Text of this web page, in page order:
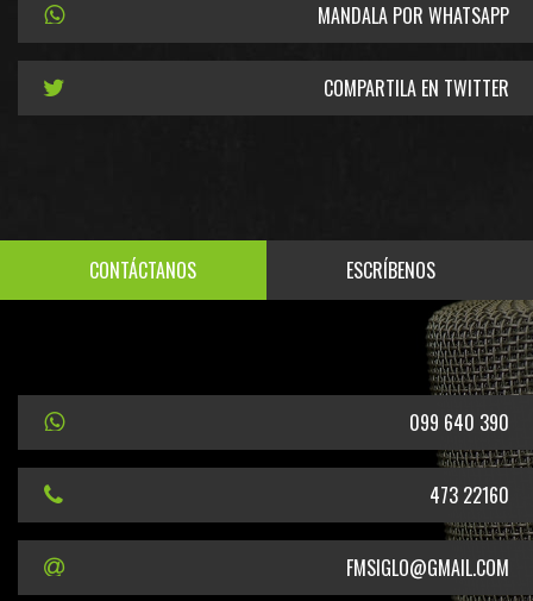
MANDALA POR WHATSAPP
COMPARTILA EN TWITTER
CONTÁCTANOS ESCRÍBENOS
099 640 390
473 22160
FMSIGLO@GMAIL.COM